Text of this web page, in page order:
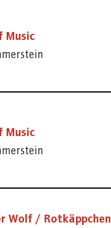
Music
Music
Wolf / Rotkäppchen